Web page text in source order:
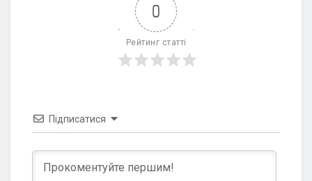
0
Рейтинг статті
Підписатися